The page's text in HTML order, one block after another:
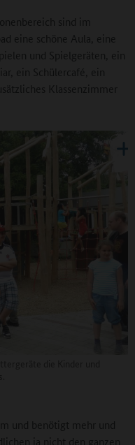
sind im
eine schöne Aula, eine
und Spielgeräten, ein
ein Schülercafé, ein
Klassenzimmer
und benötigt mehr und
ja nicht den ganzen